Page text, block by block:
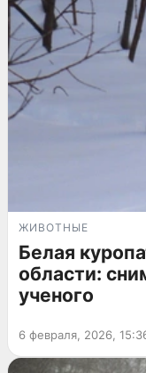
ЖИВОТНЫЕ
Белая
области:
ученого
6 февраля, 2026,